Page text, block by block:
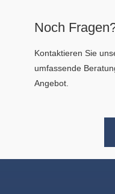
Noch
Kontaktieren Sie
umfassende
Angebot.